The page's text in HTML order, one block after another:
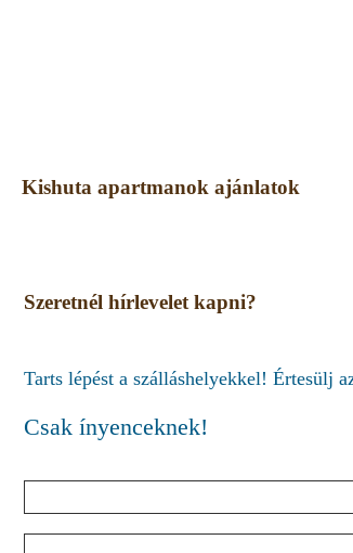
Kishuta apartmanok ajánlatok
Szeretnél hírlevelet kapni?
Tarts lépést a szálláshelyekkel! Értesülj
Csak ínyenceknek!